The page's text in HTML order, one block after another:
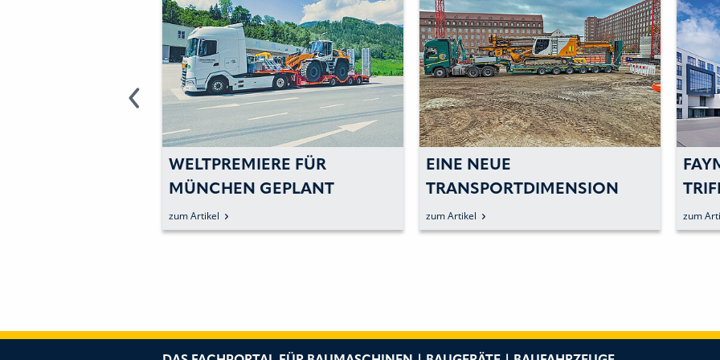
WELTPREMIERE FÜR
MÜNCHEN GEPLANT
zum Artikel
EINE NEUE
TRANSPORTDIMENSION
zum Artikel zum